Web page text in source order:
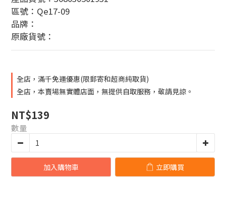
區號：Qe17-09
品牌：
原廠貨號：
全店，滿千免運優惠(限郵寄和超商純取貨)
全店，本賣場無實體店面，無提供自取服務，敬請見諒。
NT$139
數量
加入購物車 立即購買